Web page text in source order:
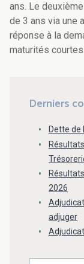
ans. Le
de 3 ans via une
réponse à la
maturités courtes.
Derniers
Dette de
2026
adjuger